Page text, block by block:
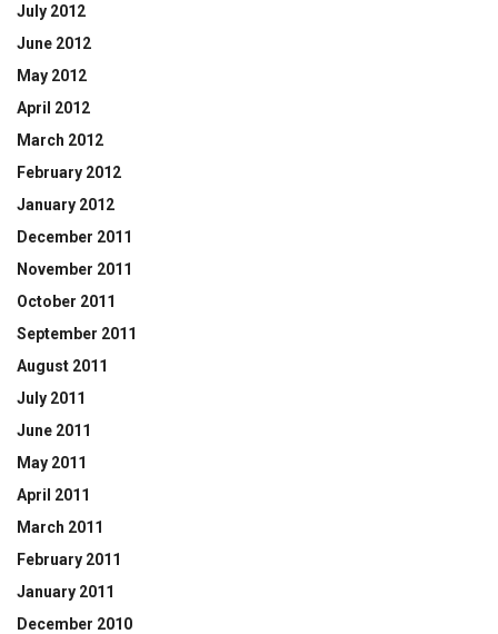
July 2012
June 2012
May 2012
April 2012
March 2012
February 2012
January 2012
December 2011
November 2011
October 2011
September 2011
August 2011
July 2011
June 2011
May 2011
April 2011
March 2011
February 2011
January 2011
December 2010